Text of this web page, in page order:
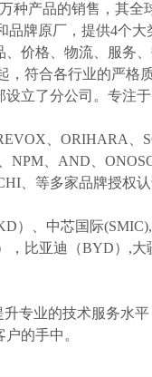
种产品的销售，其全
品牌原厂，提供4个大
、价格、物流、服务
，符合各行业的严格
立了分公司。专注
、ORIHARA、
、AND、
、等多家品牌授权认
）、中芯国际(SMIC),
，比亚迪（BYD）,大
专业的技术服务水
的手中。